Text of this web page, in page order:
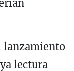
lanzamiento
lectura